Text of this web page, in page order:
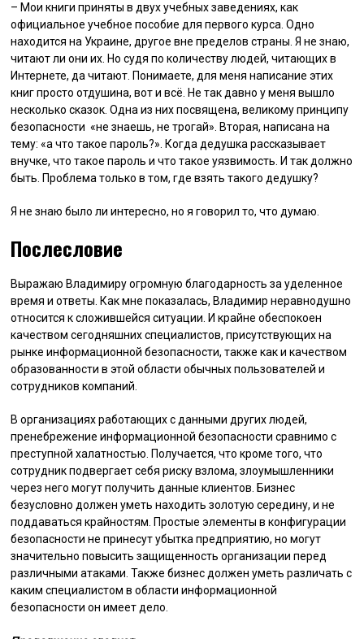
– Мои книги приняты в двух учебных заведениях, как
официальное учебное пособие для первого курса. Одно
находится на Украине, другое вне пределов страны. Я не знаю,
читают ли они их. Но судя по количеству людей, читающих в
Интернете, да читают. Понимаете, для меня написание этих
книг просто отдушина, вот и всё. Не так давно у меня вышло
несколько сказок. Одна из них посвящена, великому принципу
безопасности ­ «не знаешь, не трогай». Вторая, написана на
тему: «а что такое пароль?». Когда дедушка рассказывает
внучке, что такое пароль и что такое уязвимость. И так должно
быть. Проблема только в том, где взять такого дедушку?
Я не знаю было ли интересно, но я говорил то, что думаю.
Послесловие
Выражаю Владимиру огромную благодарность за уделенное
время и ответы. Как мне показалась, Владимир неравнодушно
относится к сложившейся ситуации. И крайне обеспокоен
качеством сегодняшних специалистов, присутствующих на
рынке информационной безопасности, также как и качеством
образованности в этой области обычных пользователей и
сотрудников компаний.
В организациях работающих с данными других людей,
пренебрежение информационной безопасности сравнимо с
преступной халатностью. Получается, что кроме того, что
сотрудник подвергает себя риску взлома, злоумышленники
через него могут получить данные клиентов. Бизнес
безусловно должен уметь находить золотую середину, и не
поддаваться крайностям. Простые элементы в конфигурации
безопасности не принесут убытка предприятию, но могут
значительно повысить защищенность организации перед
различными атаками. Также бизнес должен уметь различать с
каким специалистом в области информационной
безопасности он имеет дело.